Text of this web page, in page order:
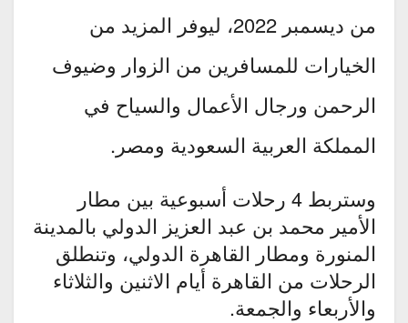
من ديسمبر 2022، ليوفر المزيد من
الخيارات للمسافرين من الزوار وضيوف
الرحمن ورجال الأعمال والسياح في
المملكة العربية السعودية ومصر.
وستربط 4 رحلات أسبوعية بين مطار
الأمير محمد بن عبد العزيز الدولي بالمدينة
المنورة ومطار القاهرة الدولي، وتنطلق
الرحلات من القاهرة أيام الاثنين والثلاثاء
والأربعاء والجمعة.